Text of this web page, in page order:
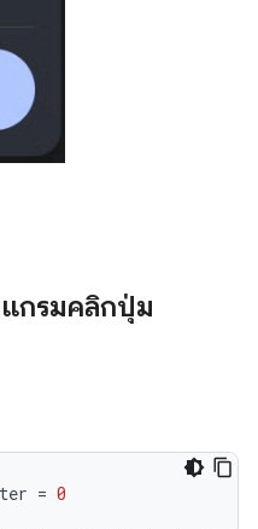
กรมคลิกปุ่ม
= 0